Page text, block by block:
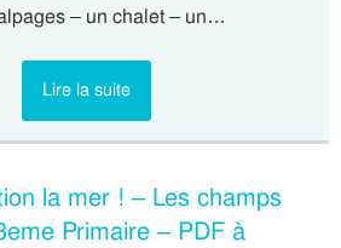
– un chalet – un…
Lire la suite
la mer ! – Les champs
Primaire – PDF à